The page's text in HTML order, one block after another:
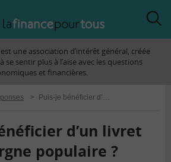
une association d’intérêt général, créée
se sentir plus à l’aise avec les questions
et financières.
> Puis-je bénéficier d’un livret d’épargne populaire ?
d’un livret
populaire ?